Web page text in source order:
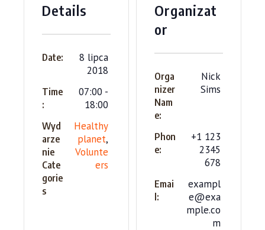
Details
Date:
8 lipca
2018
Time
:
07:00 -
18:00
Wyd
arze
nie
Cate
gorie
s
Healthy
planet,
Volunte
ers
Organizat
or
Orga
nizer
Nam
e:
Nick
Sims
Phon
e:
+1 123
2345
678
Emai
l:
exampl
e@exa
mple.co
m